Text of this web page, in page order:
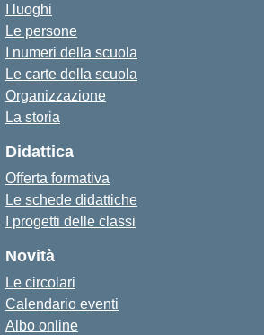
I luoghi
Le persone
I numeri della scuola
Le carte della scuola
Organizzazione
La storia
Didattica
Offerta formativa
Le schede didattiche
I progetti delle classi
Novità
Le circolari
Calendario eventi
Albo online